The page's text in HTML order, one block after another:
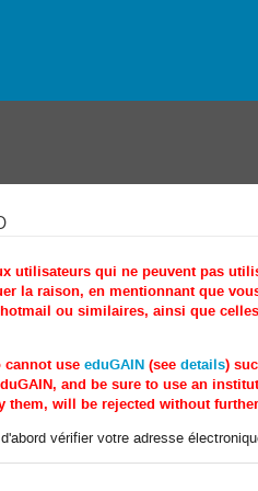
utilisateurs qui ne peuvent pas
la raison, en mentionnant que
ou similaires, ainsi que
cannot use eduGAIN (see details)
and be sure to use an
will be rejected without
vérifier votre adresse